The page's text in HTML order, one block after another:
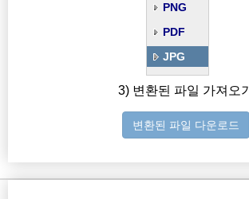
PNG
PDF
JPG
3) 변환된 파일 가져오기
변환된 파일 다운로드